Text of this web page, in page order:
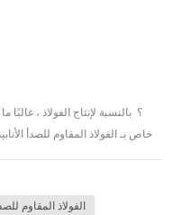
الفولاذ المقاوم